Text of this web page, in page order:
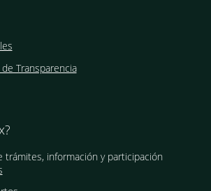
Transparencia
trámites, información y participación